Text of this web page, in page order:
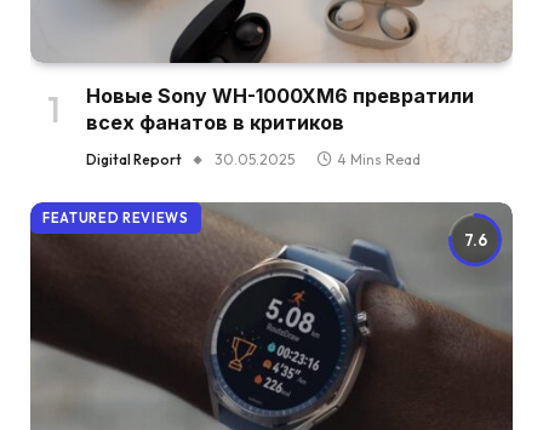
Новые Sony WH-1000XM6 превратили
всех фанатов в критиков
Digital Report 30.05.2025 4 Mins Read
7.6
FEATURED REVIEWS